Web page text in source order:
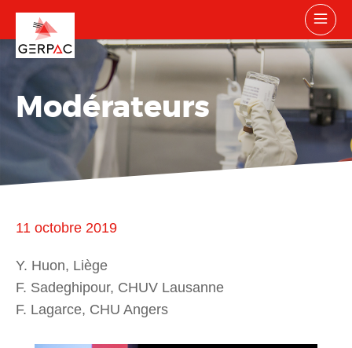
Modérateurs
11 octobre 2019
Y. Huon, Liège
F. Sadeghipour, CHUV Lausanne
F. Lagarce, CHU Angers